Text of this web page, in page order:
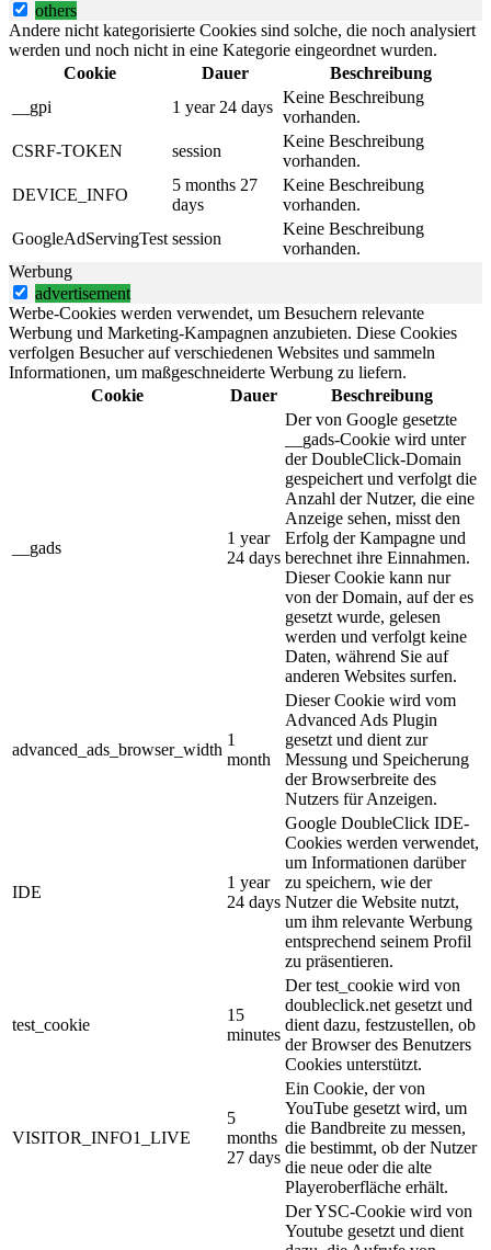
others
Andere nicht kategorisierte Cookies sind solche, die noch analysiert
werden und noch nicht in eine Kategorie eingeordnet wurden.
Cookie
Dauer
Beschreibung
__gpi
1 year 24 days
Keine Beschreibung
vorhanden.
CSRF-TOKEN
session
Keine Beschreibung
vorhanden.
DEVICE_INFO
5 months 27
days
Keine Beschreibung
vorhanden.
GoogleAdServingTest session
Keine Beschreibung
vorhanden.
Werbung
advertisement
Werbe-Cookies werden verwendet, um Besuchern relevante
Werbung und Marketing-Kampagnen anzubieten. Diese Cookies
verfolgen Besucher auf verschiedenen Websites und sammeln
Informationen, um maßgeschneiderte Werbung zu liefern.
Cookie
Dauer Beschreibung
__gads
1 year
24 days
Der von Google gesetzte
__gads-Cookie wird unter
der DoubleClick-Domain
gespeichert und verfolgt die
Anzahl der Nutzer, die eine
Anzeige sehen, misst den
Erfolg der Kampagne und
berechnet ihre Einnahmen.
Dieser Cookie kann nur
von der Domain, auf der es
gesetzt wurde, gelesen
werden und verfolgt keine
Daten, während Sie auf
anderen Websites surfen.
advanced_ads_browser_width
1
month
Dieser Cookie wird vom
Advanced Ads Plugin
gesetzt und dient zur
Messung und Speicherung
der Browserbreite des
Nutzers für Anzeigen.
IDE
1 year
24 days
Google DoubleClick IDE-
Cookies werden verwendet,
um Informationen darüber
zu speichern, wie der
Nutzer die Website nutzt,
um ihm relevante Werbung
entsprechend seinem Profil
zu präsentieren.
test_cookie
15
minutes
Der test_cookie wird von
doubleclick.net gesetzt und
dient dazu, festzustellen, ob
der Browser des Benutzers
Cookies unterstützt.
VISITOR_INFO1_LIVE
5
months
27 days
Ein Cookie, der von
YouTube gesetzt wird, um
die Bandbreite zu messen,
die bestimmt, ob der Nutzer
die neue oder die alte
Playeroberfläche erhält.
Der YSC-Cookie wird von
Youtube gesetzt und dient